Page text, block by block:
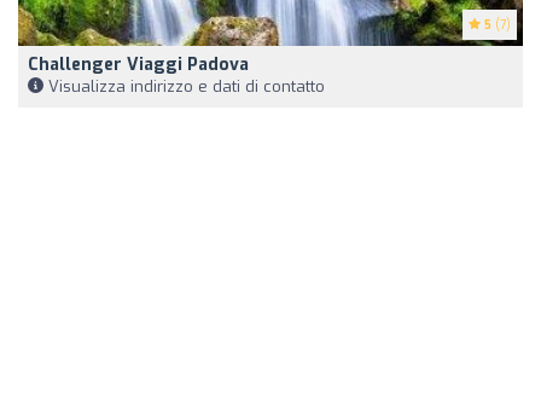
5 (7)
Challenger Viaggi Padova
Visualizza indirizzo e dati di contatto